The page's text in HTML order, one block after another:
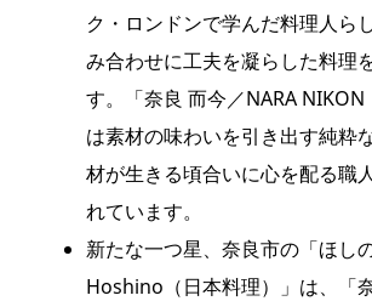
ク・ロンドンで学んだ料理人ら
み合わせに工夫を凝らした料理
す。「奈良 而今／NARA NIKON
は素材の味わいを引き出す純粋
材が生きる頃合いに心を配る職
れています。
新たな一つ星、奈良市の「ほし
Hoshino（日本料理）」は、「